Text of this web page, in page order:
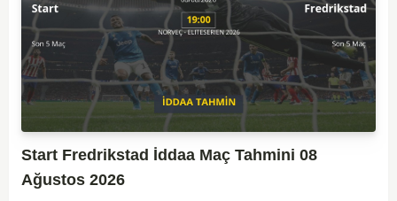
Start Fredrikstad İddaa Maç Tahmini 08
Ağustos 2026